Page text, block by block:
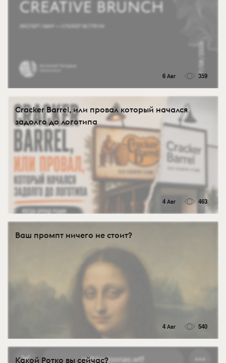
6 Авг 359
Cracker Barrel, или провал который начался
задолго до логотипа
4 Авг 463
Ваш промпт ничего не стоит?
4 Авг 540
Какой Ротко вы сейчас?